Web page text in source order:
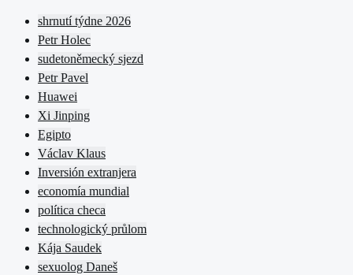
shrnutí týdne 2026
Petr Holec
sudetoněmecký sjezd
Petr Pavel
Huawei
Xi Jinping
Egipto
Václav Klaus
Inversión extranjera
economía mundial
política checa
technologický průlom
Kája Saudek
sexuolog Daneš